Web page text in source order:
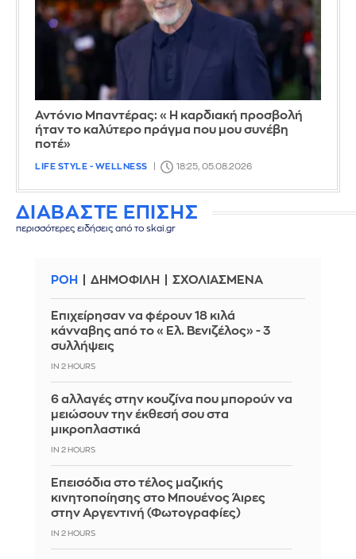
Αντόνιο Μπαντέρας: «Η καρδιακή προσβολή
ήταν το καλύτερο πράγμα που μου συνέβη
ποτέ»
LIFE STYLE - WELLNESS 18:25, 05.08.2026
ΔΙΑΒΑΣΤΕ ΕΠΙΣΗΣ
περισσότερες ειδήσεις από το skai.gr
ΡΟΗ ΔΗΜΟΦΙΛΗ ΣΧΟΛΙΑΣΜΕΝΑ
Επιχείρησαν να φέρουν 18 κιλά
κάνναβης από το «Ελ. Βενιζέλος» - 3
συλλήψεις
IN 2 HOURS
6 αλλαγές στην κουζίνα που μπορούν να
μειώσουν την έκθεσή σου στα
μικροπλαστικά
IN 2 HOURS
Επεισόδια στο τέλος μαζικής
κινητοποίησης στο Μπουένος Άιρες
στην Αργεντινή (Φωτογραφίες)
IN 2 HOURS